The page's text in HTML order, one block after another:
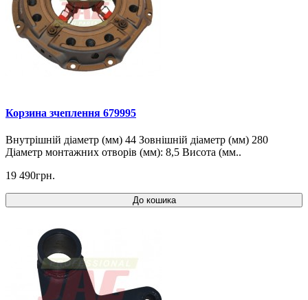
Корзина зчеплення 679995
Внутрішній діаметр (мм) 44 Зовнішній діаметр (мм) 280
Діаметр монтажних отворів (мм): 8,5 Висота (мм..
19 490грн.
До кошика